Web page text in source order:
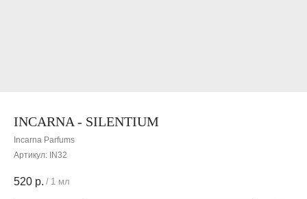
INCARNA - SILENTIUM
Incarna Parfums
Артикул: IN32
520 р. / 1 мл